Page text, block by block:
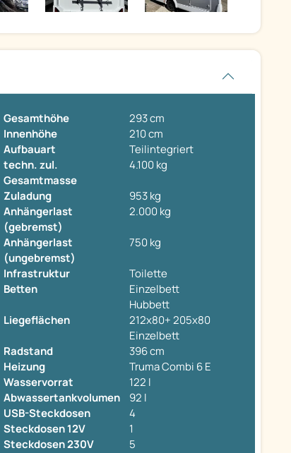
Gesamthöhe
293 cm
Innenhöhe
210 cm
Aufbauart
Teilintegriert
techn. zul.
Gesamtmasse
4.100 kg
Zuladung
953 kg
Anhängerlast
(gebremst)
2.000 kg
Anhängerlast
(ungebremst)
750 kg
Infrastruktur
Toilette
Betten
Einzelbett
Hubbett
Liegeflächen
212x80+ 205x80
Einzelbett
Radstand
396 cm
Heizung
Truma Combi 6 E
Wasservorrat
122 l
Abwassertankvolumen
92 l
USB-Steckdosen
4
Steckdosen 12V
1
Steckdosen 230V
5